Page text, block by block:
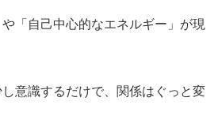
「自己中心的なエネルギー」が現
意識するだけで、関係はぐっと変